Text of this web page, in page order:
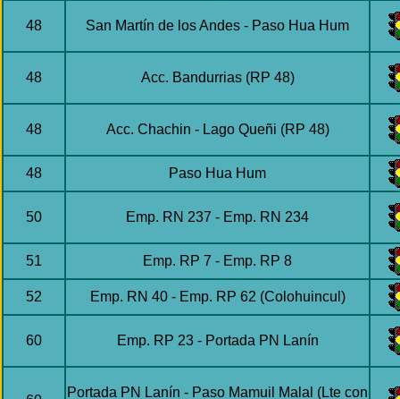
48 San Martín de los Andes - Paso Hua Hum
48 Acc. Bandurrias (RP 48)
48 Acc. Chachin - Lago Queñi (RP 48)
48 Paso Hua Hum
50 Emp. RN 237 - Emp. RN 234
51 Emp. RP 7 - Emp. RP 8
52 Emp. RN 40 - Emp. RP 62 (Colohuincul)
60 Emp. RP 23 - Portada PN Lanín
Portada PN Lanín - Paso Mamuil Malal (Lte con